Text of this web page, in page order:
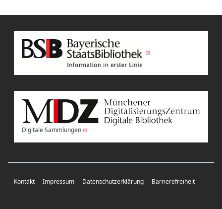
Digitale Sammlungen
Kontakt Impressum Datenschutzerklärung Barrierefreiheit